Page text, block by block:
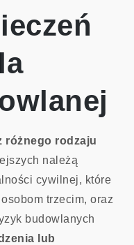
różnego rodzaju
należą
cywilnej, które
trzecim, oraz
budowlanych
lub